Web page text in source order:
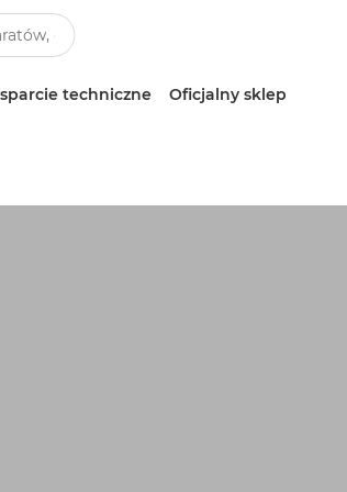
techniczne Oficjalny sklep